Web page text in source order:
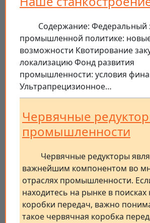
Содержание: Федеральный
промышленной политике:
возможности Квотирование
локализацию Фонд развития
промышленности: условия
Ультрапрецизионное…
Червячные
промышленности
Червячные редукторы
важнейшим компонентом во
отраслях промышленности.
находитесь на рынке в поисках
коробки передач, важно
такое червячная коробка